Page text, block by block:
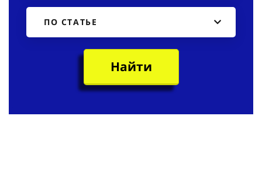
ПО СТАТЬЕ
Найти